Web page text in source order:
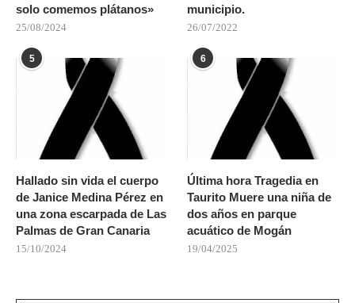
solo comemos plátanos»
25/08/2024
municipio.
26/07/2022
5
Hallado sin vida el cuerpo
de Janice Medina Pérez en
una zona escarpada de Las
Palmas de Gran Canaria
15/10/2024
6
Última hora Tragedia en
Taurito Muere una niña de
dos años en parque
acuático de Mogán
19/04/2025